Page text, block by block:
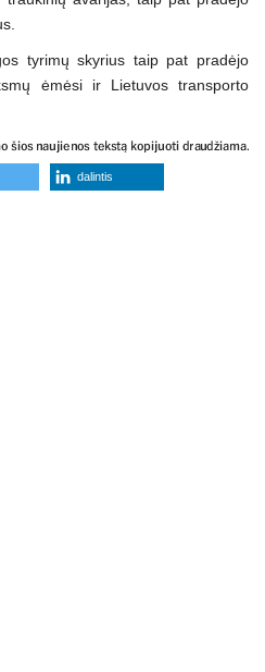
tyrimų skyrius taip pat pradėjo
ėmėsi ir Lietuvos transporto
dalintis